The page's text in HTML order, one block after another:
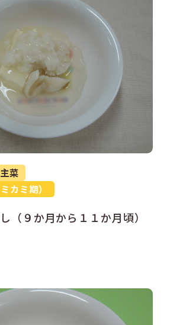
主菜
カミ期）
（９か月から１１か月頃）